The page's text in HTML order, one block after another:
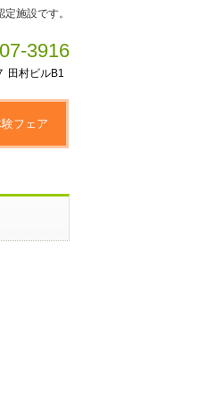
施設です。
3916
田村ビルB1
フェア